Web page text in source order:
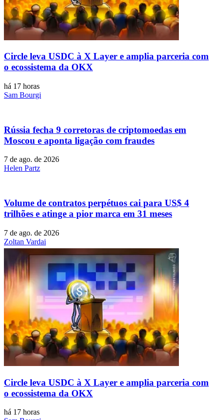
Circle leva USDC à X Layer e amplia parceria com
o ecossistema da OKX
há 17 horas
Sam Bourgi
Rússia fecha 9 corretoras de criptomoedas em
Moscou e aponta ligação com fraudes
7 de ago. de 2026
Helen Partz
Volume de contratos perpétuos cai para US$ 4
trilhões e atinge a pior marca em 31 meses
7 de ago. de 2026
Zoltan Vardai
Circle leva USDC à X Layer e amplia parceria com
o ecossistema da OKX
há 17 horas